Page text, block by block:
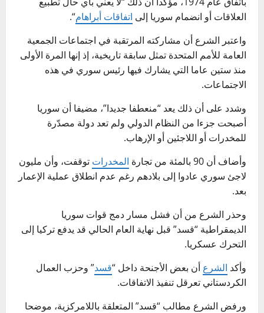
العلاقات أو انضمام سوريا إلى اتفاقات أبراهام“.
واعتبر الشرع أن مشاركته المرتقبة في اجتماعات الجمعية
العامة للأمم المتحدة تمثل سابقة تاريخية، إذ إنها المرة الأولى
منذ ستين عاما التي يشارك فيها رئيس سوري في هذه
الاجتماعات.
وشدد على أن ذلك يعد “منعطفا جديدا”، مضيفا أن سوريا
أصبحت جزءا من النظام الدولي ولم تعد دولة مصدّرة
للمخدرات أو اللاجئين أو الإرهاب.
وأضاف أن 90 بالمئة من تجارة
المخدرات توقفت، وأن مليون
لاجئ سوري عادوا إلى بلادهم رغم عدم انطلاق عملية الإعمار
بعد.
وحذر الشرع من أن فشل مسار دمج قوات سوريا
الديمقراطية “قسد” قبل نهاية العام الحالي قد يدفع تركيا إلى
التحرك عسكريا.
وأكد الشرع أن بعض الأجنحة داخل “قسد” وحزب العمال
الكردستاني تعرقل تنفيذ الاتفاقات.
ورفض الشرع مطالب “قسد” المتعلقة باللامركزية، موضحا